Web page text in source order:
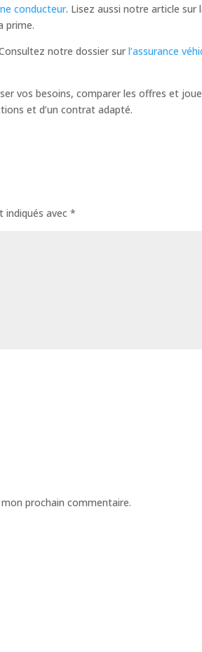
conducteur. Lisez aussi notre article sur
prime.
notre dossier surl’assurance
vos besoins, comparer les offres et
et d’un contrat adapté.
indiqués avec*
prochain commentaire.